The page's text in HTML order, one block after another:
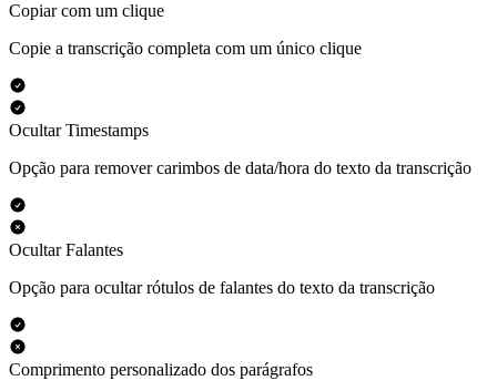
Copiar com um clique
Copie a transcrição completa com um único clique
Ocultar Timestamps
Opção para remover carimbos de data/hora do texto da transcrição
Ocultar Falantes
Opção para ocultar rótulos de falantes do texto da transcrição
Comprimento personalizado dos parágrafos